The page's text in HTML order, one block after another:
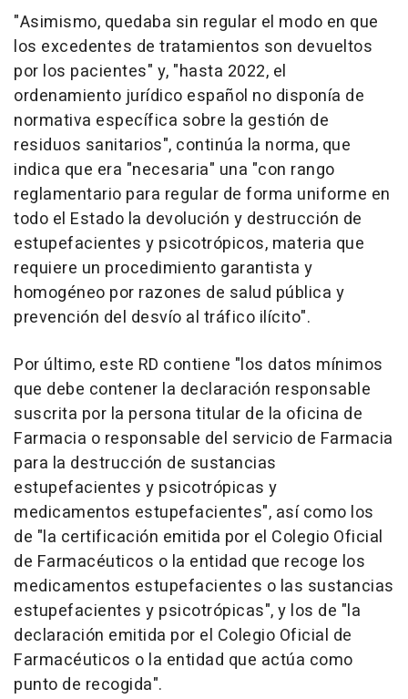
"Asimismo, quedaba sin regular el modo en que
los excedentes de tratamientos son devueltos
por los pacientes" y, "hasta 2022, el
ordenamiento jurídico español no disponía de
normativa específica sobre la gestión de
residuos sanitarios", continúa la norma, que
indica que era "necesaria" una "con rango
reglamentario para regular de forma uniforme en
todo el Estado la devolución y destrucción de
estupefacientes y psicotrópicos, materia que
requiere un procedimiento garantista y
homogéneo por razones de salud pública y
prevención del desvío al tráfico ilícito".
Por último, este RD contiene "los datos mínimos
que debe contener la declaración responsable
suscrita por la persona titular de la oficina de
Farmacia o responsable del servicio de Farmacia
para la destrucción de sustancias
estupefacientes y psicotrópicas y
medicamentos estupefacientes", así como los
de "la certificación emitida por el Colegio Oficial
de Farmacéuticos o la entidad que recoge los
medicamentos estupefacientes o las sustancias
estupefacientes y psicotrópicas", y los de "la
declaración emitida por el Colegio Oficial de
Farmacéuticos o la entidad que actúa como
punto de recogida".